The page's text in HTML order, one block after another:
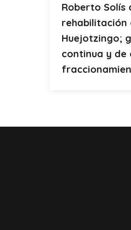
Roberto Solís
rehabilitación
Huejotzingo;
continua y de